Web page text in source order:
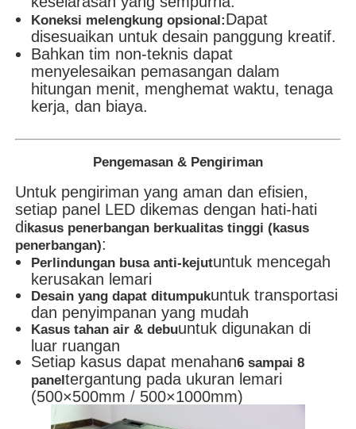
Koneksi melengkung opsional:Dapat
disesuaikan untuk desain panggung kreatif.
Bahkan tim non-teknis dapat
menyelesaikan pemasangan dalam
hitungan menit, menghemat waktu, tenaga
kerja, dan biaya.
Pengemasan & Pengiriman
Untuk pengiriman yang aman dan efisien,
setiap panel LED dikemas dengan hati-hati
dikasus penerbangan berkualitas tinggi (kasus
penerbangan):
Perlindungan busa anti-kejutuntuk mencegah
kerusakan lemari
Desain yang dapat ditumpukuntuk transportasi
dan penyimpanan yang mudah
Kasus tahan air & debuuntuk digunakan di
luar ruangan
Setiap kasus dapat menahan6 sampai 8
paneltergantung pada ukuran lemari
(500×500mm / 500×1000mm)